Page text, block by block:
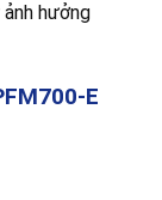
hưởng
E